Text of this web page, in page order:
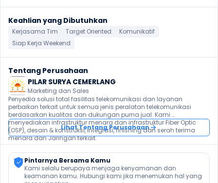
Keahlian yang Dibutuhkan
Kerjasama Tim Target Oriented
Komunikatif
Siap Kerja Weekend
Tentang Perusahaan
PILAR SURYA CEMERLANG
Marketing dan Sales
Penyedia solusi total fasilitas telekomunikasi dan layanan
perbaikan terkait untuk semua jenis peralatan telekomunikasi
berdasarkan kualitas dan dukungan purna jual. Kami
menyediakan infrastruktur menara dan infrastruktur Fiber Optic
(OSP), desain & konstruksi, integrasi, finishing dan serah terima
menara dan Jaringan terkait.
Lihat Tentang Perusahaan
Pintarnya Bersama Kamu
Kami selalu berupaya menjaga kenyamanan dan
keamanan kamu. Hubungi kami jika menemukan hal yang